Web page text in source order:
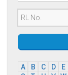
A B C D E